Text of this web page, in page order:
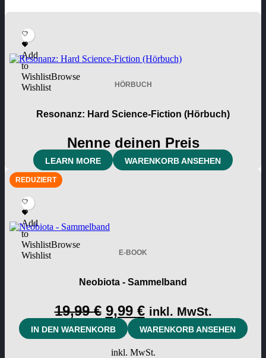
Add
to
WishlistBrowse
Wishlist
HÖRBUCH
Resonanz: Hard Science-Fiction (Hörbuch)
Nenne deinen Preis
LEARN MORE WARENKORB ANSEHEN
REDUZIERT
Add
to
WishlistBrowse
Wishlist
E-BOOK
Neobiota - Sammelband
19,99€ Ursprünglicher
Preis
war:
9,99 €Aktueller
Preis
ist:
inkl. MwSt.
IN DEN WARENKORB WARENKORB ANSEHEN
inkl. MwSt.